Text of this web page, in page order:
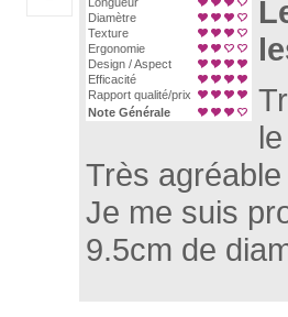
Diamètre
Texture
Ergonomie
Design / Aspect
Efficacité
Rapport qualité/prix
Note Générale
Très
Je me suis
9.5cm de